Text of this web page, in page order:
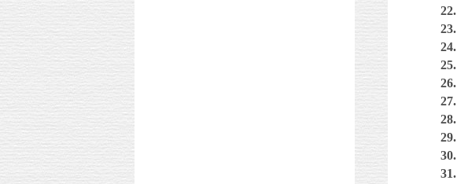
22.
23.
24.
25.
26.
27.
28.
29.
30.
31.